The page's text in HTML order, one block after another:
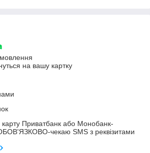
на вашу картку
Приватбанк або Монобанк-
чекаю SMS з реквізитами